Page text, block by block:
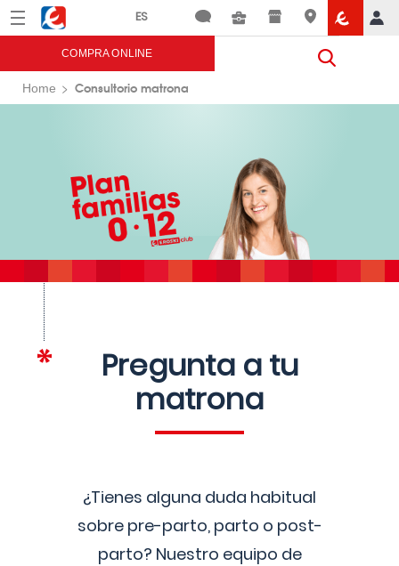
Menú Eroski
COMPRA ONLINE
Home Consultorio matrona
Pregunta a tu
matrona
¿Tienes alguna duda habitual
sobre pre-parto, parto o post-
parto? Nuestro equipo de